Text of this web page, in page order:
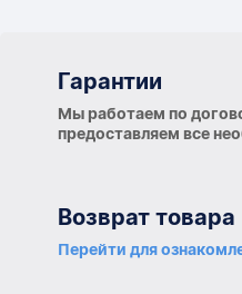
Гарантии
Мы работаем по
предоставляем все
Возврат товара
Перейти для